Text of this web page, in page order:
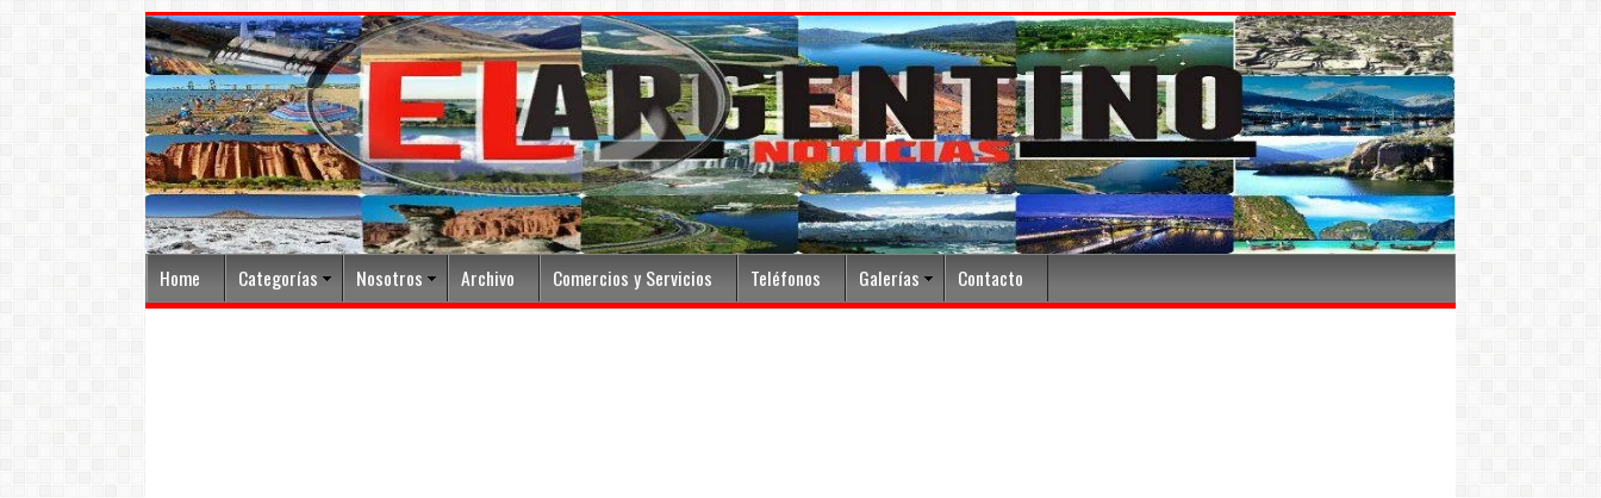
Home Categorías Nosotros Archivo Comercios y Servicios Teléfonos Galerías Contacto